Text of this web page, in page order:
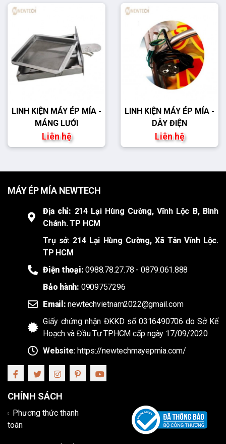
LINH KIỆN MÁY ÉP MÍA -
MÁNG LƯỚI
Liên hệ
LINH KIỆN MÁY ÉP MÍA -
DÂY ĐIỆN
Liên hệ
MÁY ÉP MÍA NEWTECH
Địa chỉ: 214 Lại Hùng Cường, Vĩnh Lộc B, Bình
Chánh. TP HCM
Trụ sở: 214 Lại Hùng Cường, Xã Tân Vĩnh Lộc.
TP HCM
Điện thoại:0988.78.27.78 - 0879.061.888
Bảo hành: 0909757296
Email:newtechvietnam2022@gmail.com
Giấy chứng nhận ĐKKD số 0316490706 do Sở Kế
Hoạch và Đầu Tư TP.HCM cấp ngày 17/09/2020
Website: https://newtechmayepmia.com/
CHÍNH SÁCH
Phương thức thanh
toán